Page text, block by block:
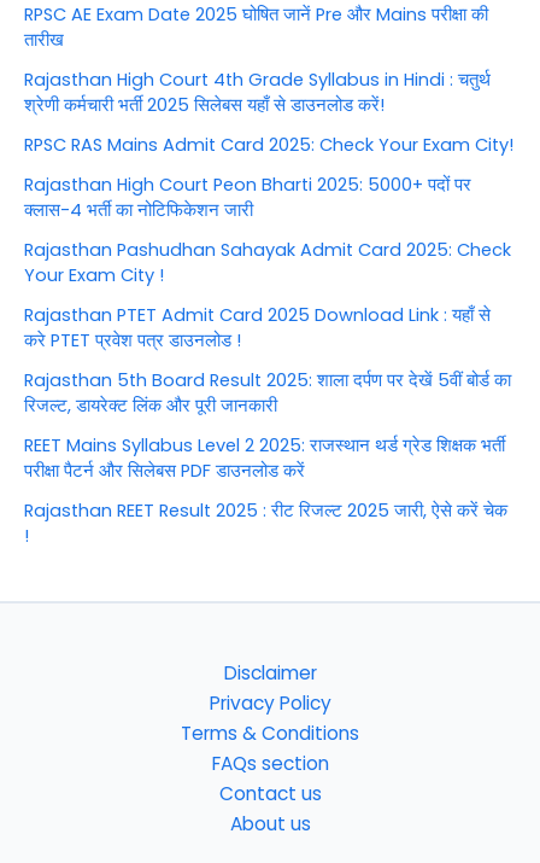
RPSC AE Exam Date 2025 घोषित जानें Pre और Mains परीक्षा की
तारीख
Rajasthan High Court 4th Grade Syllabus in Hindi : चतुर्थ
श्रेणी कर्मचारी भर्ती 2025 सिलेबस यहाँ से डाउनलोड करें!
RPSC RAS Mains Admit Card 2025: Check Your Exam City!
Rajasthan High Court Peon Bharti 2025: 5000+ पदों पर
क्लास-4 भर्ती का नोटिफिकेशन जारी
Rajasthan Pashudhan Sahayak Admit Card 2025: Check
Your Exam City !
Rajasthan PTET Admit Card 2025 Download Link : यहाँ से
करे PTET प्रवेश पत्र डाउनलोड !
Rajasthan 5th Board Result 2025: शाला दर्पण पर देखें 5वीं बोर्ड का
रिजल्ट, डायरेक्ट लिंक और पूरी जानकारी
REET Mains Syllabus Level 2 2025: राजस्थान थर्ड ग्रेड शिक्षक भर्ती
परीक्षा पैटर्न और सिलेबस PDF डाउनलोड करें
Rajasthan REET Result 2025 : रीट रिजल्ट 2025 जारी, ऐसे करें चेक
!
Disclaimer
Privacy Policy
Terms & Conditions
FAQs section
Contact us
About us